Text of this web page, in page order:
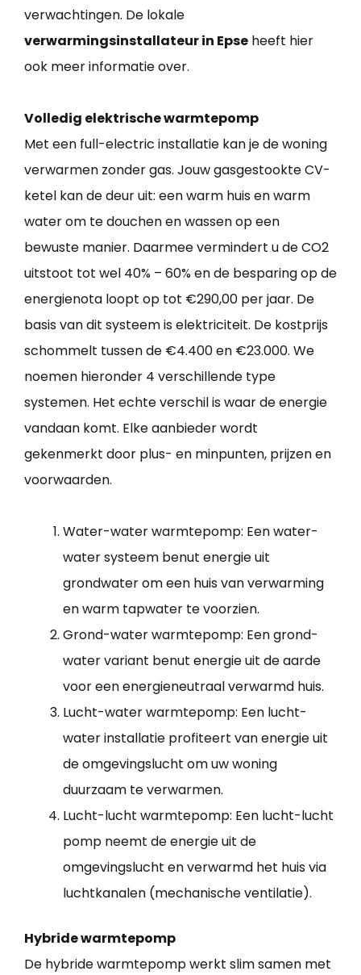
verwachtingen. De lokale
verwarmingsinstallateur in Epse heeft hier
ook meer informatie over.
Volledig elektrische warmtepomp
Met een full-electric installatie kan je de woning
verwarmen zonder gas. Jouw gasgestookte CV-
ketel kan de deur uit: een warm huis en warm
water om te douchen en wassen op een
bewuste manier. Daarmee vermindert u de CO2
uitstoot tot wel 40% – 60% en de besparing op de
energienota loopt op tot €290,00 per jaar. De
basis van dit systeem is elektriciteit. De kostprijs
schommelt tussen de €4.400 en €23.000. We
noemen hieronder 4 verschillende type
systemen. Het echte verschil is waar de energie
vandaan komt. Elke aanbieder wordt
gekenmerkt door plus- en minpunten, prijzen en
voorwaarden.
Water-water warmtepomp: Een water-
water systeem benut energie uit
grondwater om een huis van verwarming
en warm tapwater te voorzien.
Grond-water warmtepomp: Een grond-
water variant benut energie uit de aarde
voor een energieneutraal verwarmd huis.
Lucht-water warmtepomp: Een lucht-
water installatie profiteert van energie uit
de omgevingslucht om uw woning
duurzaam te verwarmen.
Lucht-lucht warmtepomp: Een lucht-lucht
pomp neemt de energie uit de
omgevingslucht en verwarmd het huis via
luchtkanalen (mechanische ventilatie).
Hybride warmtepomp
De hybride warmtepomp werkt slim samen met